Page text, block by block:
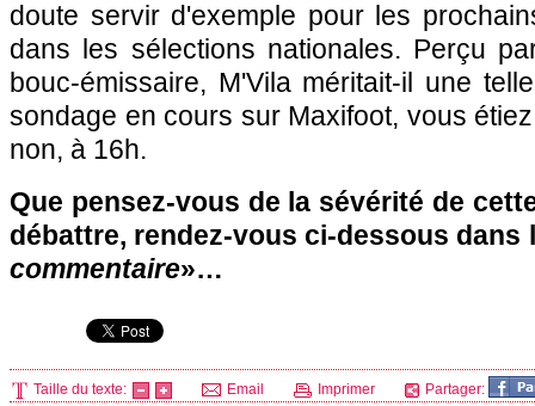
doute servir d'exemple pour les
dans les sélections nationales. Perçu
bouc-émissaire, M'Vila méritait-il une
sondage en cours sur Maxifoot, vous
non, à 16h.
Que pensez-vous de la sévérité de
débattre, rendez-vous ci-dessous dans
commentaire»…
Taille du texte: Email Imprimer Partager: